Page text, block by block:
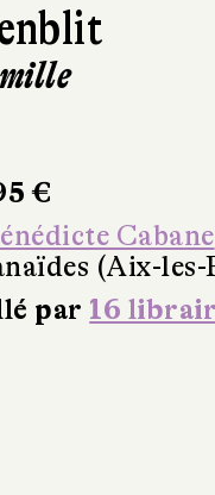
€
Cabane
(Aix-les-
par 16